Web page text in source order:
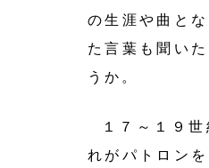
の生涯や曲と
た言葉も聞い
うか。
１７～１９
れがパトロン